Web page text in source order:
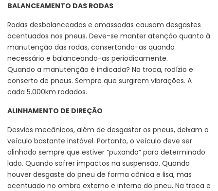
BALANCEAMENTO DAS RODAS
Rodas desbalanceadas e amassadas causam desgastes
acentuados nos pneus. Deve-se manter atenção quanto à
manutenção das rodas, consertando-as quando
necessário e balanceando-as periodicamente.
Quando a manutenção é indicada? Na troca, rodízio e
conserto de pneus. Sempre que surgirem vibrações. A
cada 5.000km rodados.
ALINHAMENTO DE DIREÇÃO
Desvios mecânicos, além de desgastar os pneus, deixam o
veículo bastante instável. Portanto, o veículo deve ser
alinhado sempre que estiver “puxando” para determinado
lado. Quando sofrer impactos na suspensão. Quando
houver desgaste do pneu de forma cônica e lisa, mas
acentuado no ombro externo e interno do pneu. Na troca e